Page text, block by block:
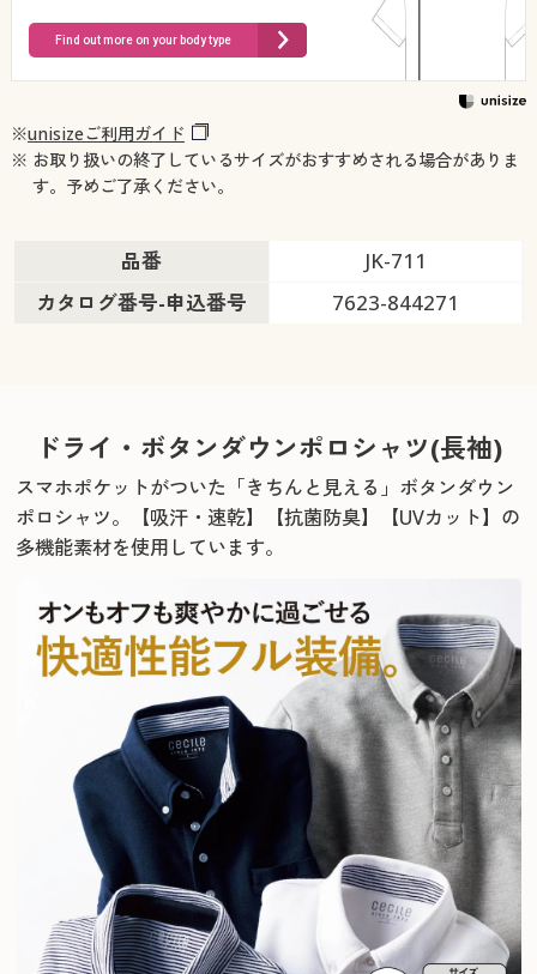
Find out more on your body type
※unisizeご利用ガイド
※ お取り扱いの終了しているサイズがおすすめされる場合がありま
す。予めご了承ください。
品番
JK-711
カタログ番号-申込番号
7623-844271
ドライ・ボタンダウンポロシャツ(長袖)
スマホポケットがついた「きちんと見える」ボタンダウン
ポロシャツ。
【吸汗・速乾】【抗菌防臭】【UVカット】の
多機能素材を使用しています。